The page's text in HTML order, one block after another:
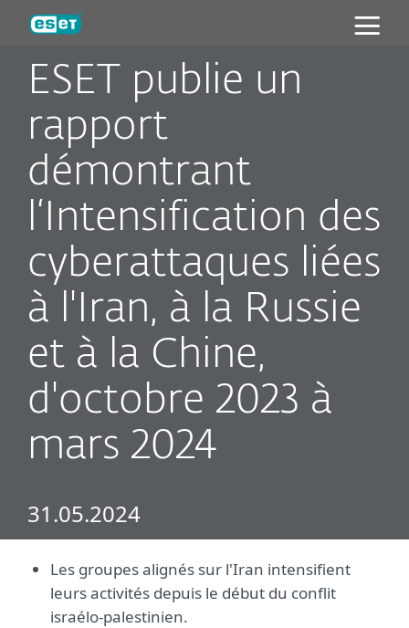
ESET publie un
rapport
démontrant
l‘Intensification des
cyberattaques liées
à l'Iran, à la Russie
et à la Chine,
d'octobre 2023 à
mars 2024
31.05.2024
Les groupes alignés sur l'Iran intensifient
leurs activités depuis le début du conflit
israélo-palestinien.
ESET